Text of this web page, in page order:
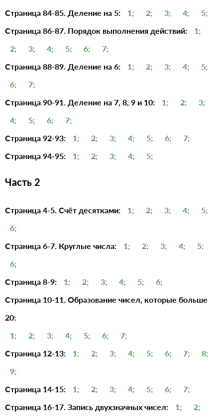
Страница 84-85. Деление на 5:
1; 2; 3; 4;
5;
Страница 86-87. Порядок выполнения действий:
1;
2;
3; 4; 5; 6;
7;
Страница 88-89. Деление на 6:
1; 2; 3; 4;
5;
6;
7;
Страница 90-91. Деление на 7, 8, 9 и 10:
1; 2;
3;
4;
5; 6;
7;
Страница 92-93:
1; 2; 3; 4; 5; 6;
7;
Страница 94-95:
1; 2; 3; 4; 5;
Часть 2
Страница 4-5. Счёт десятками: 1; 2; 3; 4;
5;
6;
Страница 6-7. Круглые числа:
1; 2; 3; 4;
5;
6;
Страница 8-9:
1; 2; 3; 4; 5;
6;
Страница 10-11. Образование чисел, которые больше
20:
1;
2; 3; 4; 5; 6;
7;
Страница 12-13:
1; 2; 3; 4; 5; 6; 7;
8;
9;
Страница 14-15:
1; 2; 3; 4; 5; 6;
7;
Страница 16-17. Запись двухзначных чисел:
1;
2;